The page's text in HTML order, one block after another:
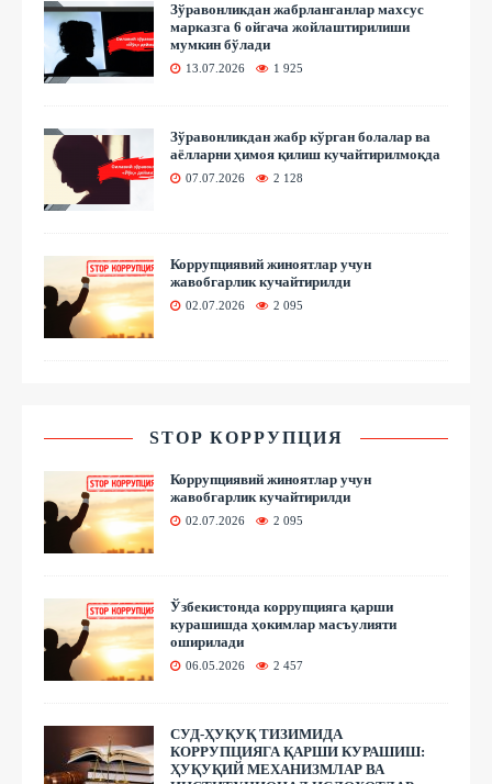
Зўравонликдан жабрланганлар махсус
марказга 6 ойгача жойлаштирилиши
мумкин бўлади
13.07.2026 1 925
Зўравонликдан жабр кўрган болалар ва
аёлларни ҳимоя қилиш кучайтирилмоқда
07.07.2026 2 128
Коррупциявий жиноятлар учун
жавобгарлик кучайтирилди
02.07.2026 2 095
STOP КОРРУПЦИЯ
Коррупциявий жиноятлар учун
жавобгарлик кучайтирилди
02.07.2026 2 095
Ўзбекистонда коррупцияга қарши
курашишда ҳокимлар масъулияти
оширилади
06.05.2026 2 457
СУД-ҲУҚУҚ ТИЗИМИДА
КОРРУПЦИЯГА ҚАРШИ КУРАШИШ:
ҲУҚУҚИЙ МЕХАНИЗМЛАР ВА